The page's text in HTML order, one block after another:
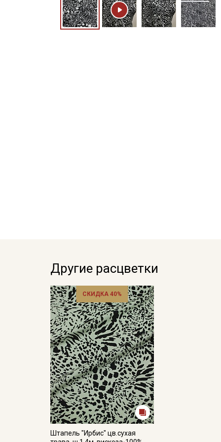
Другие расцветки
СКИДКА 40%
Штапель "Ирбис" цв.сухая